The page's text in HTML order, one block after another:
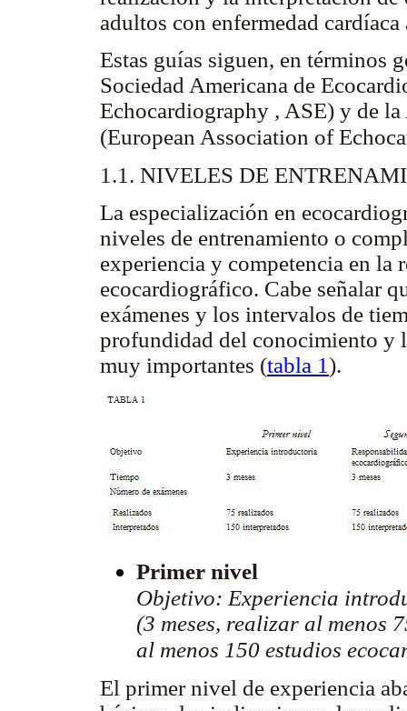
adultos con enfermedad
Estas guías siguen, en términos
Sociedad Americana de
Echocardiography , ASE) y de
(European Association of
1.1. NIVELES DE
La especialización en
niveles de entrenamiento o
experiencia y competencia en la
ecocardiográfico. Cabe señalar
exámenes y los intervalos de
profundidad del conocimiento y
muy importantes (tabla 1).
Primer nivel
Objetivo: Experiencia
(3 meses, realizar al menos
al menos 150 estudios
El primer nivel de experiencia